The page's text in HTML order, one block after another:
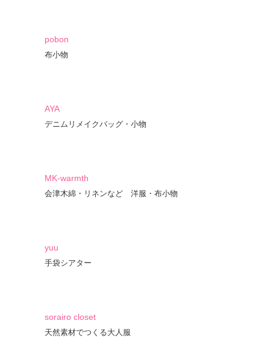
pobon
布小物
AYA
デニムリメイクバッグ・小物
MK-warmth
会津木綿・リネンなど 洋服・布小物
yuu
手袋シアター
sorairo closet
天然素材でつくる大人服